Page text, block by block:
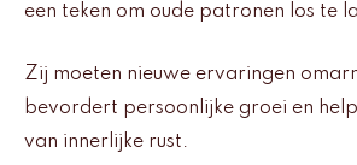
een teken om oude patronen los te
Zij moeten nieuwe ervaringen
bevordert persoonlijke groei en
van innerlijke rust.